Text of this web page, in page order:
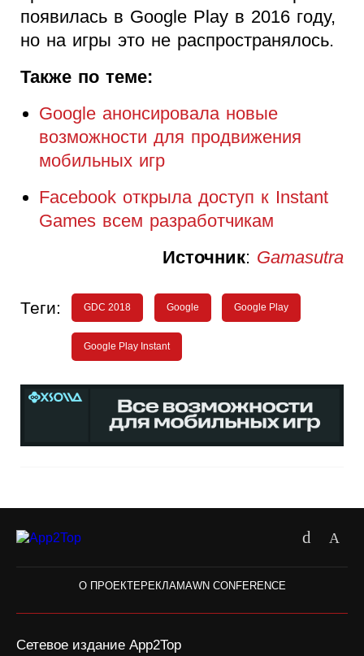
появилась в Google Play в 2016 году,
но на игры это не распространялось.
Также по теме:
Google анонсировала новые
возможности для продвижения
мобильных игр
Facebook открыла доступ к Instant
Games всем разработчикам
Источник: Gamasutra
Теги: GDC 2018 Google Google Play
Google Play Instant
О ПРОЕКТЕРЕКЛАМАWN CONFERENCE
Сетевое издание App2Top